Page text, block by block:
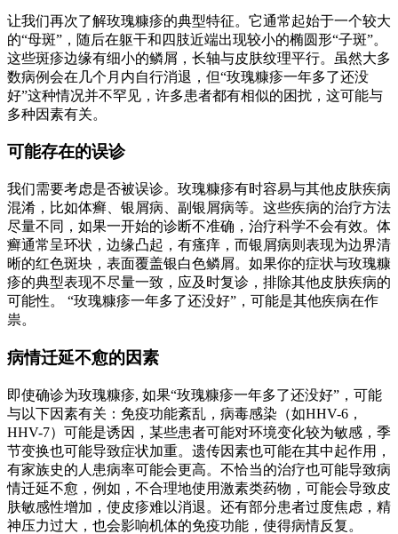
让我们再次了解玫瑰糠疹的典型特征。它通常起始于一个较大
的“母斑”，随后在躯干和四肢近端出现较小的椭圆形“子斑”。
这些斑疹边缘有细小的鳞屑，长轴与皮肤纹理平行。虽然大多
数病例会在几个月内自行消退，但“玫瑰糠疹一年多了还没
好”这种情况并不罕见，许多患者都有相似的困扰，这可能与
多种因素有关。
可能存在的误诊
我们需要考虑是否被误诊。玫瑰糠疹有时容易与其他皮肤疾病
混淆，比如体癣、银屑病、副银屑病等。这些疾病的治疗方法
尽量不同，如果一开始的诊断不准确，治疗科学不会有效。体
癣通常呈环状，边缘凸起，有瘙痒，而银屑病则表现为边界清
晰的红色斑块，表面覆盖银白色鳞屑。如果你的症状与玫瑰糠
疹的典型表现不尽量一致，应及时复诊，排除其他皮肤疾病的
可能性。 “玫瑰糠疹一年多了还没好”，可能是其他疾病在作
祟。
病情迁延不愈的因素
即使确诊为玫瑰糠疹, 如果“玫瑰糠疹一年多了还没好”，可能
与以下因素有关：免疫功能紊乱，病毒感染（如HHV-6，
HHV-7）可能是诱因，某些患者可能对环境变化较为敏感，季
节变换也可能导致症状加重。遗传因素也可能在其中起作用，
有家族史的人患病率可能会更高。不恰当的治疗也可能导致病
情迁延不愈，例如，不合理地使用激素类药物，可能会导致皮
肤敏感性增加，使皮疹难以消退。还有部分患者过度焦虑，精
神压力过大，也会影响机体的免疫功能，使得病情反复。